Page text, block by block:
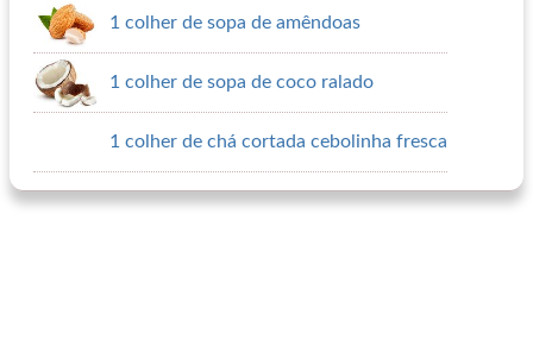
1 colher de sopa de amêndoas
1 colher de sopa de coco ralado
1 colher de chá cortada cebolinha fresca